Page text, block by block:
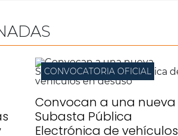
CONVOCATORIA OFICIAL
Convocan a una nueva
Subasta Pública
Electrónica de vehículos